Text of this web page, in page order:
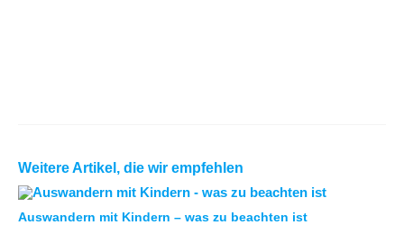
Weitere Artikel, die wir empfehlen
Auswandern mit Kindern – was zu beachten ist